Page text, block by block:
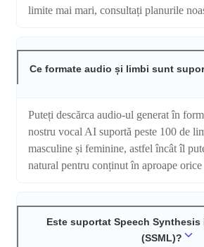
limite mai mari, consultați planurile
Ce formate audio și limbi sunt
Puteți descărca audio-ul generat în
nostru vocal AI suportă peste 100 de
masculine și feminine, astfel încât îl
natural pentru conținut în aproape
Este suportat Speech Synthesis
(SSML)?